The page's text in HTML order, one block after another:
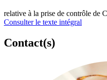
relative à la prise de contrôle de
Consulter le texte intégral
Contact(s)